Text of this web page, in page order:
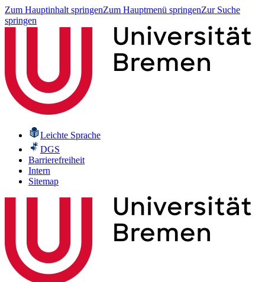
Zum Hauptinhalt springenZum Hauptmenü springenZur Suche
springen
Leichte Sprache
DGS
Barrierefreiheit
Intern
Sitemap